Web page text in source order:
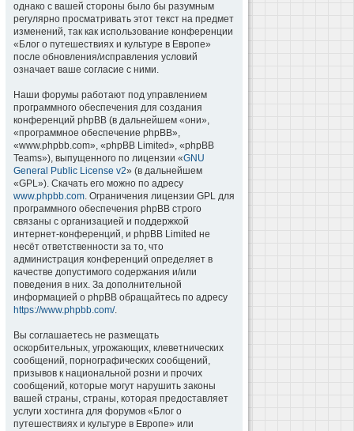
однако с вашей стороны было бы разумным
регулярно просматривать этот текст на предмет
изменений, так как использование конференции
«Блог о путешествиях и культуре в Европе»
после обновления/исправления условий
означает ваше согласие с ними.
Наши форумы работают под управлением
программного обеспечения для создания
конференций phpBB (в дальнейшем «они»,
«программное обеспечение phpBB»,
«www.phpbb.com», «phpBB Limited», «phpBB
Teams»), выпущенного по лицензии «GNU
General Public License v2» (в дальнейшем
«GPL»). Скачать его можно по адресу
www.phpbb.com. Ограничения лицензии GPL для
программного обеспечения phpBB строго
связаны с организацией и поддержкой
интернет-конференций, и phpBB Limited не
несёт ответственности за то, что
администрация конференций определяет в
качестве допустимого содержания и/или
поведения в них. За дополнительной
информацией о phpBB обращайтесь по адресу
https://www.phpbb.com/.
Вы соглашаетесь не размещать
оскорбительных, угрожающих, клеветнических
сообщений, порнографических сообщений,
призывов к национальной розни и прочих
сообщений, которые могут нарушить законы
вашей страны, страны, которая предоставляет
услуги хостинга для форумов «Блог о
путешествиях и культуре в Европе» или